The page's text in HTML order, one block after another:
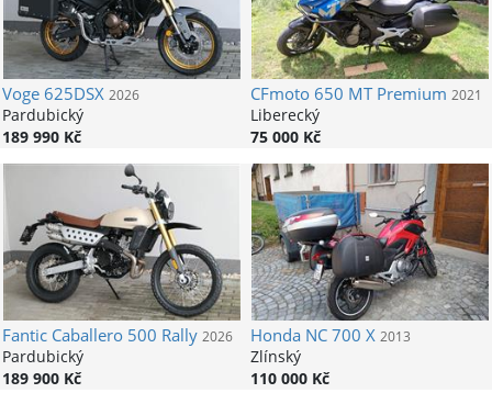
Voge625DSX 2026
Pardubický
189 990 Kč
CFmoto650 MT Premium 2021
Liberecký
75 000 Kč
FanticCaballero 500 Rally 2026
Pardubický
189 900 Kč
HondaNC 700 X 2013
Zlínský
110 000 Kč